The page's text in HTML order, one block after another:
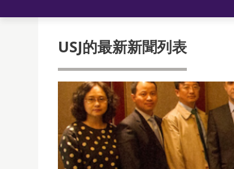
USJ的最新新聞列表